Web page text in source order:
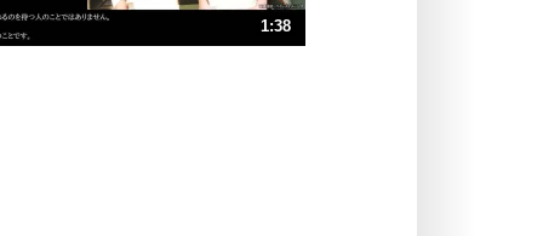
ストレス対策
1:38